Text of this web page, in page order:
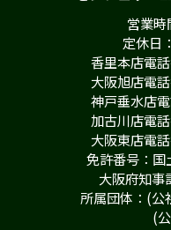
営業時
定休日
香里本店電
大阪旭店電
神戸垂水店
加古川店電
大阪東店電
免許番号：国
大阪府知事
所属団体：(公
(公社)不